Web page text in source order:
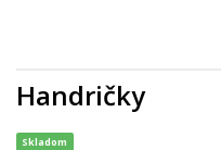
Handričky
Skladom